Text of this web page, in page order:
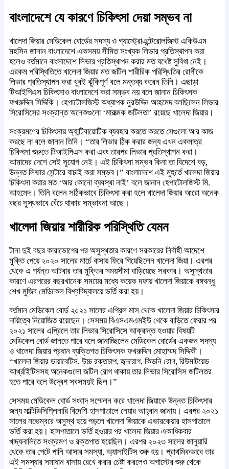
বাংলাদেশে যে কারণে চিকিৎসা দেয়া সম্ভব না
খালেদা জিয়ার মেডিকেল বোর্ডের সদস্য ও গ্যাস্ট্রোএন্টেরোলজিস্ট একিউএম
মহসিন জানান বাংলাদেশে একসময় সীমিত সংখ্যক লিভার প্রতিস্থাপন করা
হলেও বর্তমানে বাংলাদেশে লিভার প্রতিস্থাপন করার মত যথেষ্ট সুবিধা নেই।
এরকম পরিস্থিতিতে খালেদা জিয়ার মত জটিল শারীরিক পরিস্থিতির রোগীকে
লিভার প্রতিস্থাপন করা খুবই ঝুঁকিপূর্ণ বলে মন্তব্য করেন তিনি। এছাড়া
টিআইপিএস চিকিৎসাও বাংলাদেশে করা সম্ভব নয় বলে জানান চিকিৎসক
ফখরুদ্দিন সিদ্দিকি। হেপাটোলজিস্ট অধ্যাপক নুরউদ্দিন আহমেদ বলছিলেন লিভার
সিরোসিসের সংক্রান্ত অনেকগুলো ‘মারাত্মক জটিলতা’ রয়েছে খালেদা জিয়ার।
সংক্রমণের চিকিৎসায় অ্যান্টিবায়োটিক ব্যবহার করতে করতে সেগুলো আর কাজ
করছে না বলে জানান তিনি। “তার লিভার ঠিক করার জন্য এখন একমাত্র
চিকিৎসা শুরুতে টিআইপিএস করা এবং তারপর লিভার প্রতিস্থাপন করা।
আমাদের দেশে সেই সুযোগ নেই। এই চিকিৎসা সম্ভব কিনা তা বিদেশে বড়,
উন্নত লিভার সেন্টারে যাচাই করা সম্ভব।” বাংলাদেশে এই মুহুর্তে খালেদা জিয়ার
চিকিৎসা করার মত ‘আর কোনো ব্যবস্থা নাই’ বলে জানান হেপাটোলজিস্ট মি.
আহমেদ। তিনি বলেন সঠিকভাবে চিকিৎসা করা হলে খালেদা জিয়ার আরো অনেক
বছর সুস্থভাবে বেঁচে থাকার সম্ভাবনা আছে।
খালেদা জিয়ার শারীরিক পরিস্থিতি যেমন
টানা দুই বছর কারাভোগের পর অসুস্থতার কারণে সরকারের নির্বাহী আদেশে
মুক্তি পেয়ে ২০২০ সালের মার্চে বাসায় ফিরে গিয়েছিলেন খালেদা জিয়া। এরপর
থেকে এ পর্যন্ত আটবার তার মুক্তির সময়সীমা বাড়িয়েছে সরকার। অসুস্থতার
কারণে এরপরের বছরখানেক সময়ের মধ্যে কয়েক দফায় খালেদা জিয়াকে বঙ্গবন্ধু
শেখ মুজিব মেডিকেল বিশ্ববিদ্যালয়ে ভর্তি করা হয়।
বর্তমান মেডিকেল বোর্ড ২০২১ সালের এপ্রিল মাস থেকে খালেদা জিয়ার চিকিৎসার
দায়িত্বে নিয়োজিত রয়েছেন। সেসময় বিএসএমএমইউ থেকে বাড়িতে ফেরার পর
২০২১ সালের এপ্রিলে তার লিভার সিরোসিসে আক্রান্ত হওয়ার বিষয়টি
মেডিকেল বোর্ড জানতে পারে বলে জানাচ্ছিলেন মেডিকেল বোর্ডের একজন সদস্য
ও খালেদা জিয়ার প্রধান ব্যক্তিগত চিকিৎসক ফখরুদ্দিন মোহাম্মদ সিদ্দিকী।
“খালেদা জিয়ার ডায়াবেটিস, উচ্চ রক্তচাপ, হৃদরোগ, কিডনি রোগ, রিউমাটয়েড
আর্থ্রাইটিসসহ অনেকগুলো জটিল রোগ থাকায় তার লিভার সিরোসিস জটিলতর
হতে পারে বলে উদ্বেগ সবসময়ই ছিল।”
সেসময় মেডিকেল বোর্ড সংবাদ সম্মেলন করে খালেদা জিয়াকে উন্নত চিকিৎসার
জন্য মাল্টিডিসিপ্লিনারি বিদেশি হাসপাতালে নেয়ার আহ্বান জানায়। এরপর ২০২১
সালের নভেম্বরে অসুস্থ হয়ে পড়লে খালেদা জিয়াকে এভারকেয়ার হাসপাতালে
ভর্তি করা হয়। হাসপাতালে ভর্তি হওয়ার পর খালেদা জিয়ার একাধিকবার
খাদ্যনালিতে সংক্রমণ ও রক্তপাত হয়েছিল। এরপর ২০২৩ সালের জানুয়ারি
থেকে তার পেটে পানি আসার সমস্যা, অ্যাসাইটিস শুরু হয়। প্রাথমিকভাবে তার
এই সমস্যার সমাধান বাসায় রেখে করার চেষ্টা করলেও অগাস্টের শুরু থেকে